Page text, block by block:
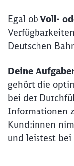
Egal obVoll-
Deutschen
Deine
gehört die
bei der
Informationen
Kund:innen
und leistest bei